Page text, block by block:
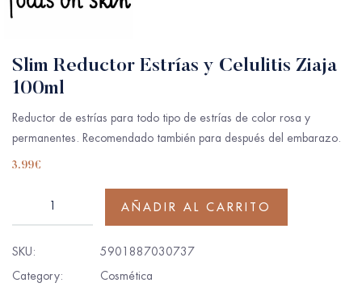
Slim Reductor Estrías y Celulitis Ziaja
100ml
Reductor de estrías para todo tipo de estrías de color rosa y
permanentes. Recomendado también para después del embarazo.
3.99€
AÑADIR AL CARRITO
SKU:
5901887030737
Category:
Cosmética